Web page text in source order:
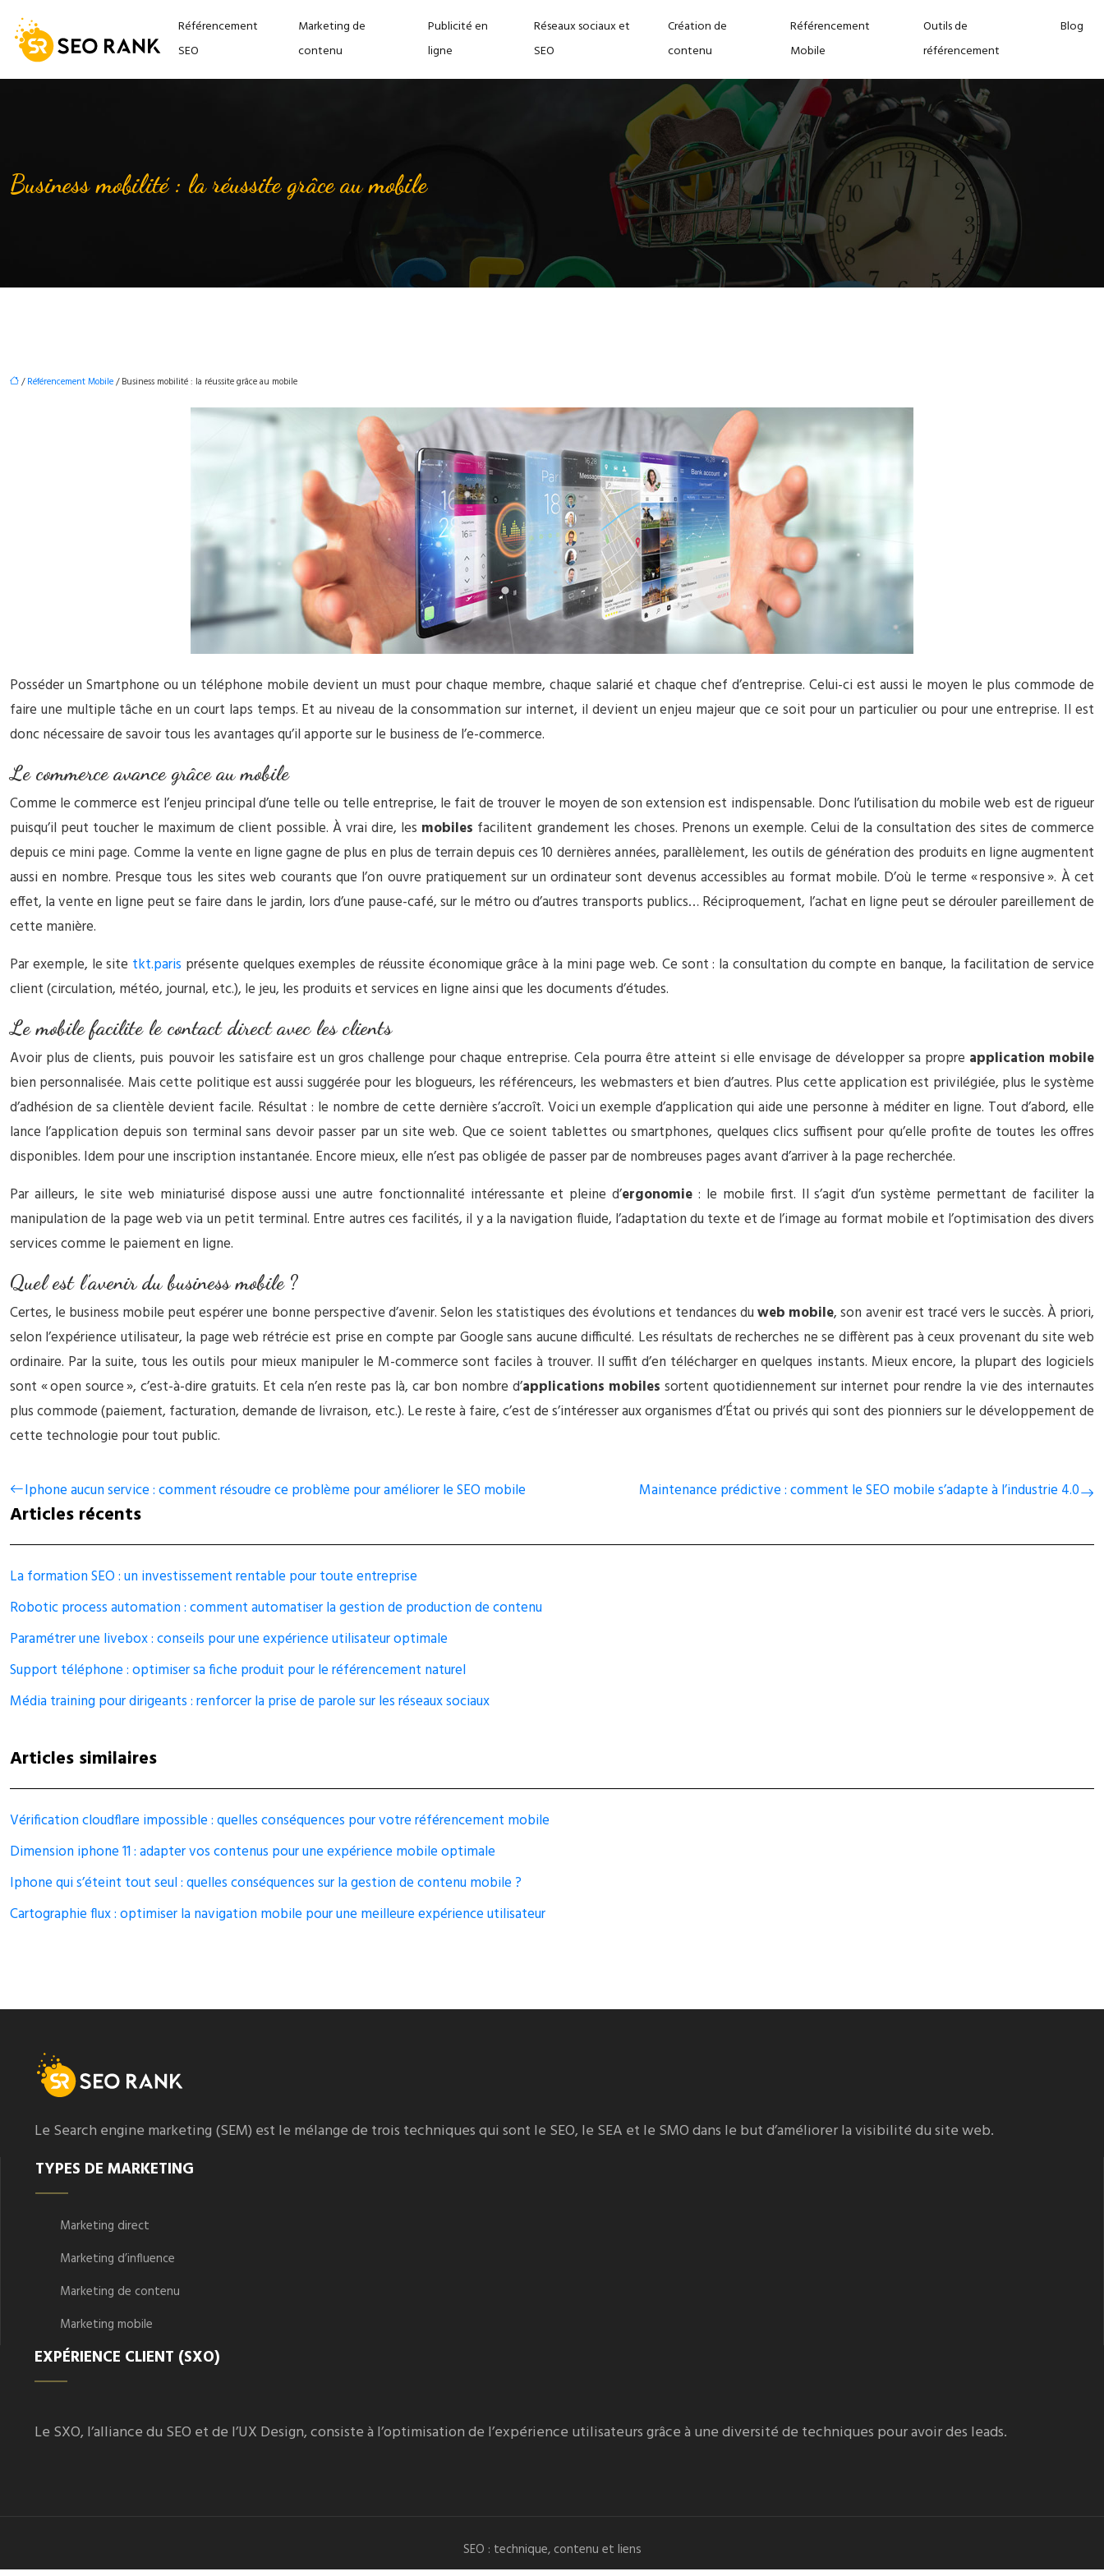
Référencement
SEO
Marketing de
contenu
Publicité en
ligne
Réseaux sociaux et
SEO
Création de
contenu
Référencement
Mobile
Outils de
référencement
Blog
Business mobilité : la réussite grâce au mobile
/Référencement Mobile/ Business mobilité : la réussite grâce au mobile
Posséder un Smartphone ou un téléphone mobile devient un must pour chaque membre, chaque salarié et chaque chef d’entreprise. Celui-ci est aussi le moyen le plus commode de
faire une multiple tâche en un court laps temps. Et au niveau de la consommation sur internet, il devient un enjeu majeur que ce soit pour un particulier ou pour une entreprise. Il est
donc nécessaire de savoir tous les avantages qu’il apporte sur le business de l’e-commerce.
Le commerce avance grâce au mobile
Comme le commerce est l’enjeu principal d’une telle ou telle entreprise, le fait de trouver le moyen de son extension est indispensable. Donc l’utilisation du mobile web est de rigueur
puisqu’il peut toucher le maximum de client possible. À vrai dire, les mobiles facilitent grandement les choses. Prenons un exemple. Celui de la consultation des sites de commerce
depuis ce mini page. Comme la vente en ligne gagne de plus en plus de terrain depuis ces 10 dernières années, parallèlement, les outils de génération des produits en ligne augmentent
aussi en nombre. Presque tous les sites web courants que l’on ouvre pratiquement sur un ordinateur sont devenus accessibles au format mobile. D’où le terme « responsive ». À cet
effet, la vente en ligne peut se faire dans le jardin, lors d’une pause-café, sur le métro ou d’autres transports publics… Réciproquement, l’achat en ligne peut se dérouler pareillement de
cette manière.
Par exemple, le site tkt.paris présente quelques exemples de réussite économique grâce à la mini page web. Ce sont : la consultation du compte en banque, la facilitation de service
client (circulation, météo, journal, etc.), le jeu, les produits et services en ligne ainsi que les documents d’études.
Le mobile facilite le contact direct avec les clients
Avoir plus de clients, puis pouvoir les satisfaire est un gros challenge pour chaque entreprise. Cela pourra être atteint si elle envisage de développer sa propre application mobile
bien personnalisée. Mais cette politique est aussi suggérée pour les blogueurs, les référenceurs, les webmasters et bien d’autres. Plus cette application est privilégiée, plus le système
d’adhésion de sa clientèle devient facile. Résultat : le nombre de cette dernière s’accroît. Voici un exemple d’application qui aide une personne à méditer en ligne. Tout d’abord, elle
lance l’application depuis son terminal sans devoir passer par un site web. Que ce soient tablettes ou smartphones, quelques clics suffisent pour qu’elle profite de toutes les offres
disponibles. Idem pour une inscription instantanée. Encore mieux, elle n’est pas obligée de passer par de nombreuses pages avant d’arriver à la page recherchée.
Par ailleurs, le site web miniaturisé dispose aussi une autre fonctionnalité intéressante et pleine d’ergonomie: le mobile first. Il s’agit d’un système permettant de faciliter la
manipulation de la page web via un petit terminal. Entre autres ces facilités, il y a la navigation fluide, l’adaptation du texte et de l’image au format mobile et l’optimisation des divers
services comme le paiement en ligne.
Quel est l’avenir du business mobile ?
Certes, le business mobile peut espérer une bonne perspective d’avenir. Selon les statistiques des évolutions et tendances duweb mobile, son avenir est tracé vers le succès. À priori,
selon l’expérience utilisateur, la page web rétrécie est prise en compte par Google sans aucune difficulté. Les résultats de recherches ne se diffèrent pas à ceux provenant du site web
ordinaire. Par la suite, tous les outils pour mieux manipuler le M-commerce sont faciles à trouver. Il suffit d’en télécharger en quelques instants. Mieux encore, la plupart des logiciels
sont « open source », c’est-à-dire gratuits. Et cela n’en reste pas là, car bon nombre d’applications mobiles sortent quotidiennement sur internet pour rendre la vie des internautes
plus commode (paiement, facturation, demande de livraison, etc.). Le reste à faire, c’est de s’intéresser aux organismes d’État ou privés qui sont des pionniers sur le développement de
cette technologie pour tout public.
Iphone aucun service : comment résoudre ce problème pour améliorer le SEO mobile Maintenance prédictive : comment le SEO mobile s’adapte à l’industrie 4.0
Articles récents
La formation SEO : un investissement rentable pour toute entreprise
Robotic process automation : comment automatiser la gestion de production de contenu
Paramétrer une livebox : conseils pour une expérience utilisateur optimale
Support téléphone : optimiser sa fiche produit pour le référencement naturel
Média training pour dirigeants : renforcer la prise de parole sur les réseaux sociaux
Articles similaires
Vérification cloudflare impossible : quelles conséquences pour votre référencement mobile
Dimension iphone 11 : adapter vos contenus pour une expérience mobile optimale
Iphone qui s’éteint tout seul : quelles conséquences sur la gestion de contenu mobile ?
Cartographie flux : optimiser la navigation mobile pour une meilleure expérience utilisateur
Le Search engine marketing (SEM) est le mélange de trois techniques qui sont le SEO, le SEA et le SMO dans le but d’améliorer la visibilité du site web.
TYPES DE MARKETING
Marketing direct
Marketing d’influence
Marketing de contenu
Marketing mobile
EXPÉRIENCE CLIENT (SXO)
Le SXO, l’alliance du SEO et de l’UX Design, consiste à l’optimisation de l’expérience utilisateurs grâce à une diversité de techniques pour avoir des leads.
SEO : technique, contenu et liens